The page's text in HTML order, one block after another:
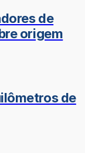
de
origem
de